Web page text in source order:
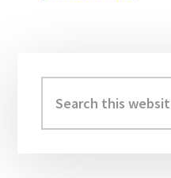
Sidebar
this
website